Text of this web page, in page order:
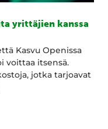
yrittäjien kanssa
Kasvu Openissa
voittaa itsensä.
jotka tarjoavat